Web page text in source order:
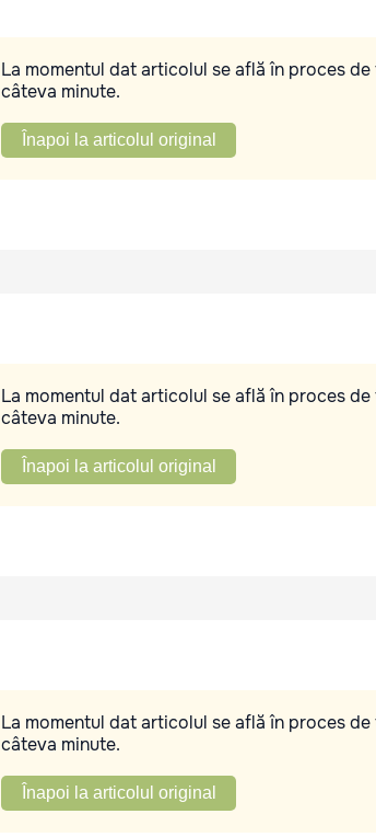
La momentul dat articolul se află în proces
câteva minute.
Înapoi la articolul original
La momentul dat articolul se află în proces
câteva minute.
Înapoi la articolul original
La momentul dat articolul se află în proces
câteva minute.
Înapoi la articolul original